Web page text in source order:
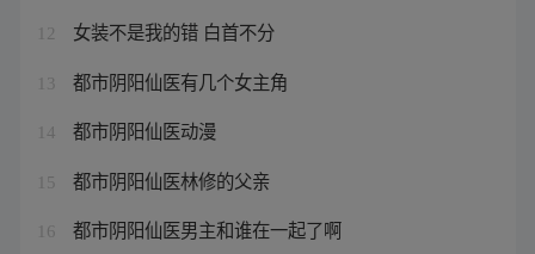
12 女装不是我的错 白首不分
13 都市阴阳仙医有几个女主角
14 都市阴阳仙医动漫
15 都市阴阳仙医林修的父亲
16 都市阴阳仙医男主和谁在一起了啊